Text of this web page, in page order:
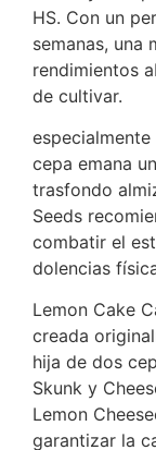
HS. Con un
semanas, una
rendimientos
de cultivar.
cepa emana
trasfondo
Seeds
combatir el
dolencias
Lemon Cake
creada
hija de dos
Skunk y
Lemon
garantizar la